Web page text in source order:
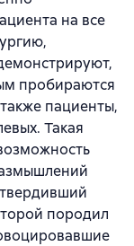
на все
пробираются
пациенты,
Такая
породил